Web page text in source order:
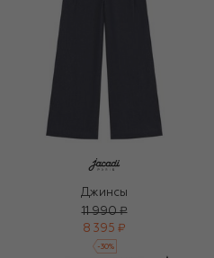
Джинсы
11 990 ₽
8 395 ₽
-30%